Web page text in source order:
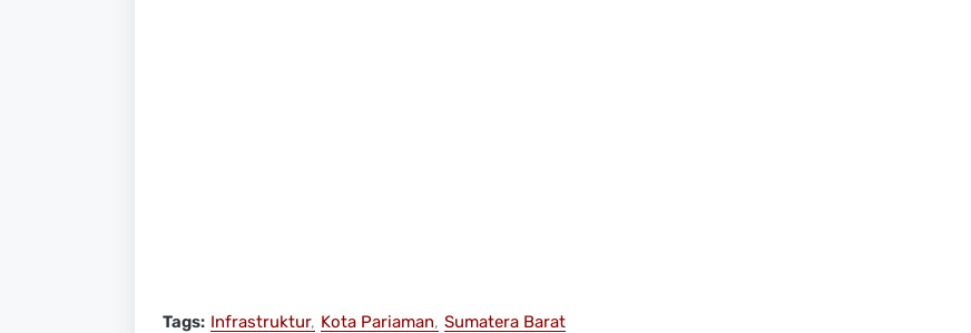
Tags: Infrastruktur Kota Pariaman Sumatera Barat